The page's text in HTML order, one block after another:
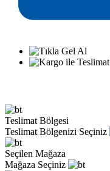
Teslimat Bölgesi
Teslimat Bölgenizi Seçiniz
Seçilen Mağaza
Mağaza Seçiniz